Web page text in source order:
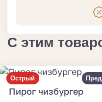
С этим
Острый
Пирог чизбургер